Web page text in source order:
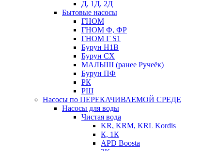
Д, 1Д, 2Д
Бытовые насосы
ГНОМ
ГНОМ Ф, ФР
ГНОМ Г S1
Бурун Н1В
Бурун СХ
МАЛЫШ (ранее Ручеёк)
Бурун ПФ
РК
РШ
Насосы по ПЕРЕКАЧИВАЕМОЙ СРЕДЕ
Насосы для воды
Чистая вода
KR, KRM, KRL Kordis
К, 1К
APD Boosta